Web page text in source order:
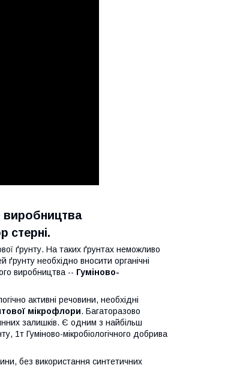
виробництва
стерні.
ґрунту. На таких ґрунтах неможливо
необхідно вносити органічні
виробництва -- Гуміново-
активні речовини, необхідні
мікрофлори. Багаторазово
залишків. Є одним з найбільш
1т Гуміново-мікробіологічного добрива
без використання синтетичних